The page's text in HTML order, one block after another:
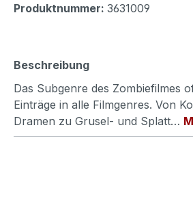
Produktnummer: 3631009
Beschreibung
Das Subgenre des Zombiefilmes
Einträge in alle Filmgenres. Von
Dramen zu Grusel- und Splatt…